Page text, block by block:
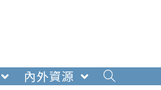
內外資源